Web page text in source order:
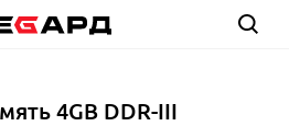
4GB DDR-III